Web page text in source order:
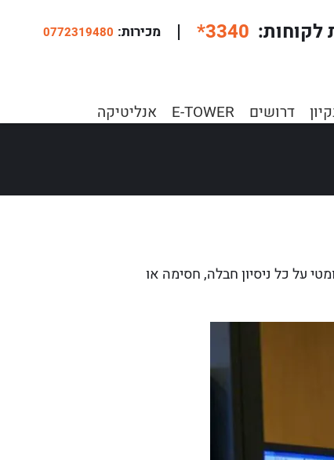
דרושים E-TOWER אנליטיקה
*3340 לקוחות |
0772319480 :מכירות
על כל ניסיון חבלה, חסימה או